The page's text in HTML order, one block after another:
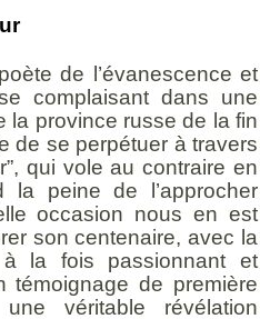
de l’évanescence et
complaisant dans une
la province russe de la fin
de se perpétuer à travers
qui vole au contraire en
la peine de l’approcher
occasion nous en est
son centenaire, avec la
à la fois passionnant et
témoignage de première
véritable révélation